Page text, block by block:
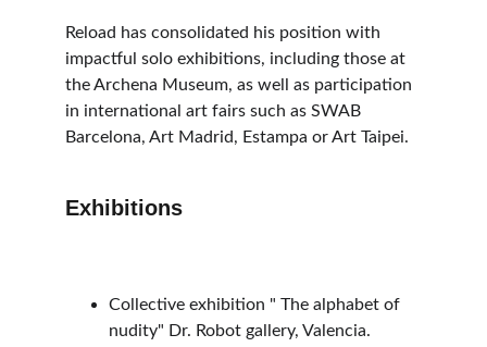
Reload has consolidated his position with
impactful solo exhibitions, including those at
the Archena Museum, as well as participation
in international art fairs such as SWAB
Barcelona, Art Madrid, Estampa or Art Taipei.
Exhibitions
Collective exhibition " The alphabet of
nudity" Dr. Robot gallery, Valencia.